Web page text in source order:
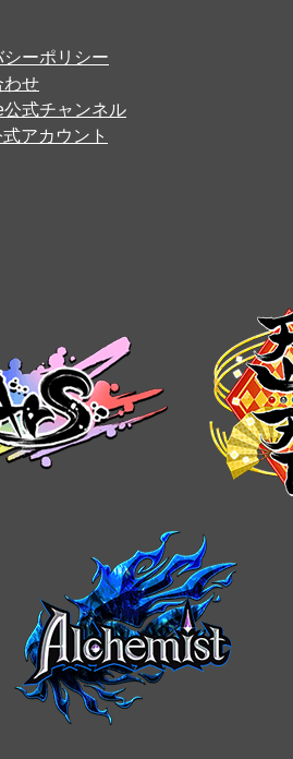
ーポリシー
わせ
公式チャンネル
アカウント